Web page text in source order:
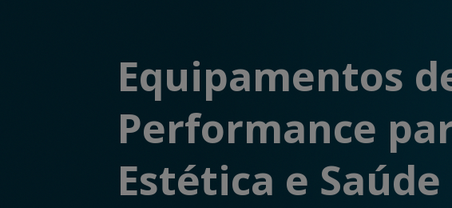
Equipamentos
Performance
Estética e Saúde